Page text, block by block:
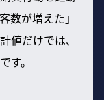
数が増えた」
値だけでは、
す。